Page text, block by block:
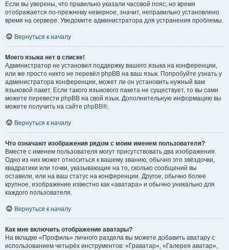
Если вы уверены, что правильно указали часовой пояс, но время
отображается по-прежнему неверное, значит, неправильно установлено
время на сервере. Уведомите администратора для устранения проблемы.
Вернуться к началу
Моего языка нет в списке!
Администратор не установил поддержку вашего языка на конференции,
или же просто никто не перевёл phpBB на ваш язык. Попробуйте узнать у
администратора конференции, может ли он установить нужный вам
языковой пакет. Если такого языкового пакета не существует, то вы сами
можете перевести phpBB на свой язык. Дополнительную информацию вы
можете получить на сайте phpBB®.
Вернуться к началу
Что означают изображения рядом с моим именем пользователя?
Вместе с именем пользователя могут присутствовать два изображения.
Одно из них может относиться к вашему званию, обычно это звёздочки,
квадратики или точки, указывающие на то, сколько сообщений вы
оставили, или на ваш статус на конференции. Другое, обычно более
крупное, изображение известно как «аватара» и обычно уникально для
каждого пользователя.
Вернуться к началу
Как мне включить отображение аватары?
На вкладке «Профиль» личного раздела вы можете добавить аватару с
использованием четырёх инструментов: «Граватар», «Галерея аватар»,